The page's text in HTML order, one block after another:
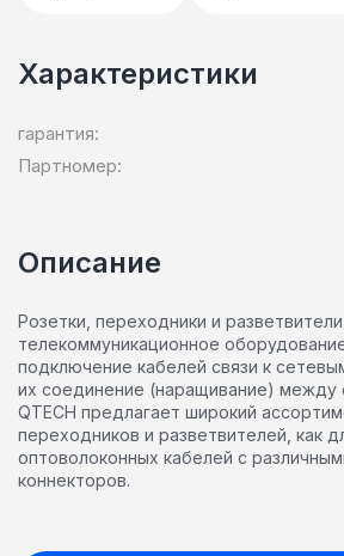
Характеристики
гарантия:
Партномер:
Описание
Розетки, переходники и
телекоммуникационное
подключение кабелей связи к
их соединение (наращивание) между
QTECH предлагает широкий
переходников и разветвителей, как
оптоволоконных кабелей с
коннекторов.